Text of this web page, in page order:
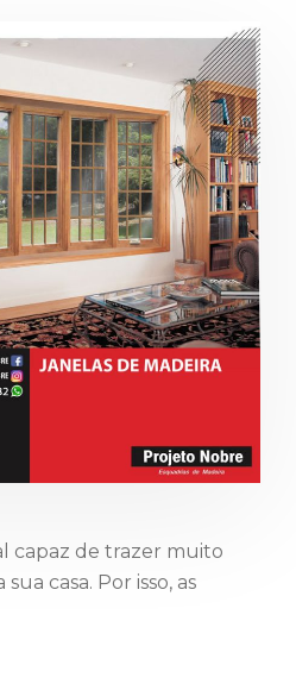
capaz de trazer muito
casa. Por isso, as